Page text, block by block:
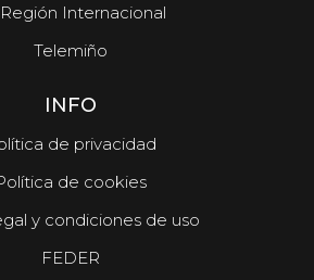
Internacional
Telemiño
INFO
de privacidad
de cookies
y condiciones de uso
FEDER